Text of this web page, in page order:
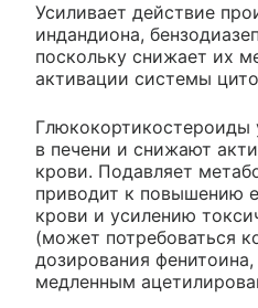
Усиливает действие
индандиона,
поскольку снижает их
активации системы
Глюкокортикостероиды
в печени и снижают
крови. Подавляет
приводит к повышению
крови и усилению
(может потребоваться
дозирования
медленным